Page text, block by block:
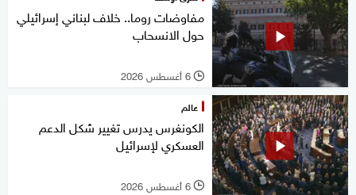
مفاوضات روما.. خلاف لبناني إسرائيلي
حول الانسحاب
l 6 أغسطس 2026
عالم
الكونغرس يدرس تغيير شكل الدعم
العسكري لإسرائيل
l 6 أغسطس 2026